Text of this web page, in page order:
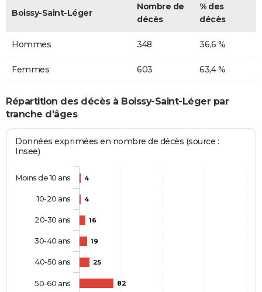
Boissy-Saint-Léger
Nombre de
décès
% des
décès
Hommes 348 36,6 %
Femmes 603 63,4 %
Répartition des décès à Boissy-Saint-Léger par
tranche d'âges
Données exprimées en nombre de décès (source :
Insee)
4
4
16
19
25
82
Moins de 10 ans
10-20 ans
20-30 ans
30-40 ans
40-50 ans
50-60 ans